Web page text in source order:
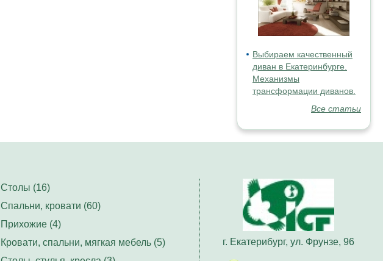
Выбираем качественный
диван в Екатеринбурге.
Механизмы
трансформации диванов.
Все статьи
г. Екатерибург, ул. Фрунзе, 96
Столы (16)
Спальни, кровати (60)
Прихожие (4)
Кровати, спальни, мягкая мебель (5)